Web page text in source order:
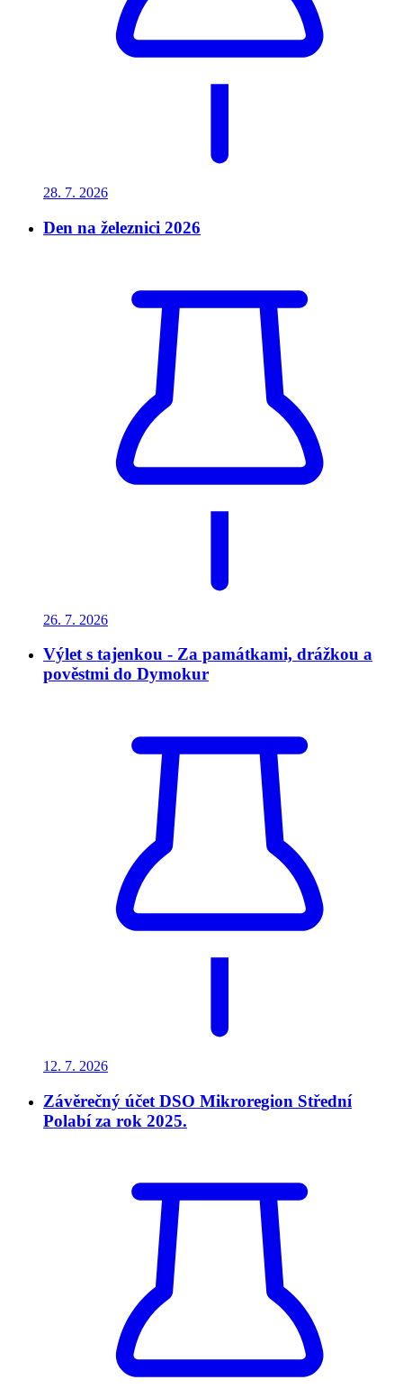
28. 7. 2026
Den na železnici 2026
26. 7. 2026
Výlet s tajenkou - Za památkami, drážkou a
pověstmi do Dymokur
12. 7. 2026
Závěrečný účet DSO Mikroregion Střední
Polabí za rok 2025.